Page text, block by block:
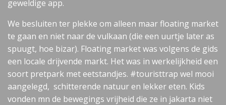
geweldige app.
We besluiten ter plekke om alleen maar floating market
te gaan en niet naar de vulkaan (die een uurtje later as
spuugt, hoe bizar). Floating market was volgens de gids
een locale drijvende markt. Het was in werkelijkheid een
soort pretpark met eetstandjes. #touristtrap wel mooi
aangelegd, schitterende natuur en lekker eten. Kids
vonden mn de bewegings vrijheid die ze in jakarta niet